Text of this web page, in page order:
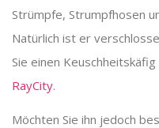
Strümpfe, Strumpfhosen
Natürlich ist er
Sie einen
RayCity.
Möchten Sie ihn jedoch